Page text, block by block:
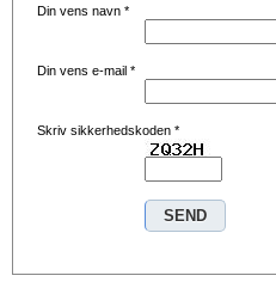
Din vens navn *
Din vens e-mail *
Skriv sikkerhedskoden *